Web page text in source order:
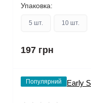
Упаковка:
5 шт. 10 шт.
197 грн
Популярний